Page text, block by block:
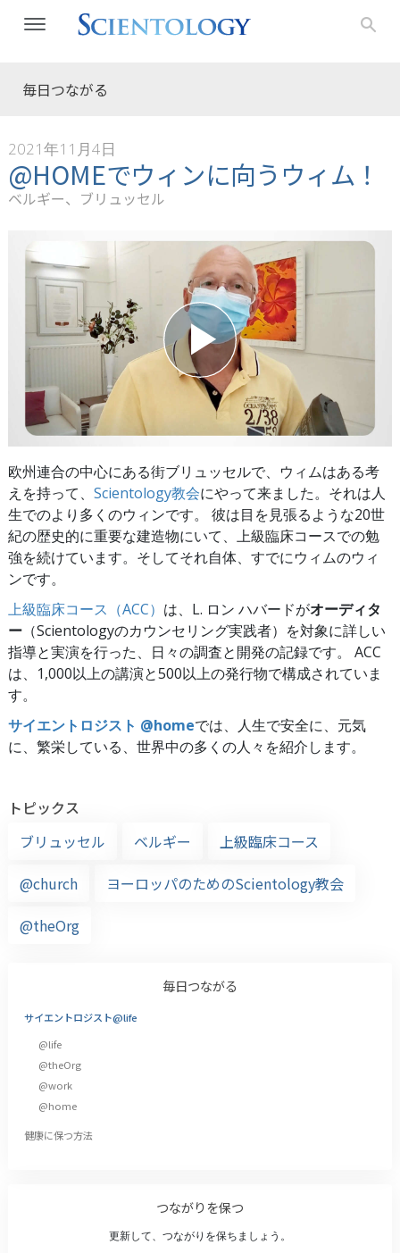
毎日つながる
2021年11月4日
@HOMEでウィンに向うウィム！
ベルギー、ブリュッセル
欧州連合の中心にある街ブリュッセルで、ウィムはある考
えを持って、 Scientology教会にやって来ました。それは人
生でのより多くのウィンです。 彼は目を見張るような20世
紀の歴史的に重要な建造物にいて、上級臨床コースでの勉
強を続けています。そしてそれ自体、すでにウィムのウィ
ンです。
上級臨床コース（ACC） は、L. ロン ハバードがオーディタ
ー （Scientologyのカウンセリング実践者）を対象に詳しい
指導と実演を行った、日々の調査と開発の記録です。 ACC
は、1,000以上の講演と500以上の発行物で構成されていま
す。
サイエントロジスト @homeでは、人生で安全に、元気
に、繁栄している、世界中の多くの人々を紹介します。
トピックス
ブリュッセル
ベルギー
上級臨床コース
@church
ヨーロッパのためのScientology教会
@theOrg
毎日つながる
サイエントロジスト@life
@life
@theOrg
@work
@home
健康に保つ方法
つながりを保つ
更新して、つながりを保ちましょう。